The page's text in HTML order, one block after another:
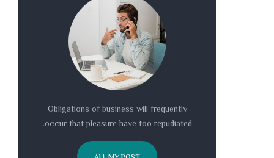
Obligations of business will frequently
occur that pleasure have too repudiated.